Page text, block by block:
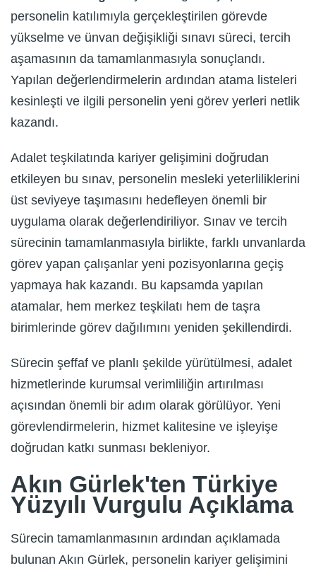
personelin katılımıyla gerçekleştirilen görevde
yükselme ve ünvan değişikliği sınavı süreci, tercih
aşamasının da tamamlanmasıyla sonuçlandı.
Yapılan değerlendirmelerin ardından atama listeleri
kesinleşti ve ilgili personelin yeni görev yerleri netlik
kazandı.
Adalet teşkilatında kariyer gelişimini doğrudan
etkileyen bu sınav, personelin mesleki yeterliliklerini
üst seviyeye taşımasını hedefleyen önemli bir
uygulama olarak değerlendiriliyor. Sınav ve tercih
sürecinin tamamlanmasıyla birlikte, farklı unvanlarda
görev yapan çalışanlar yeni pozisyonlarına geçiş
yapmaya hak kazandı. Bu kapsamda yapılan
atamalar, hem merkez teşkilatı hem de taşra
birimlerinde görev dağılımını yeniden şekillendirdi.
Sürecin şeffaf ve planlı şekilde yürütülmesi, adalet
hizmetlerinde kurumsal verimliliğin artırılması
açısından önemli bir adım olarak görülüyor. Yeni
görevlendirmelerin, hizmet kalitesine ve işleyişe
doğrudan katkı sunması bekleniyor.
Akın Gürlek'ten Türkiye
Yüzyılı Vurgulu Açıklama
Sürecin tamamlanmasının ardından açıklamada
bulunan Akın Gürlek, personelin kariyer gelişimini